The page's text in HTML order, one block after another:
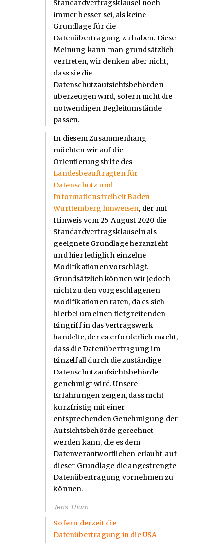
Standardvertragsklausel noch
immer besser sei, als keine
Grundlage für die
Datenübertragung zu haben. Diese
Meinung kann man grundsätzlich
vertreten, wir denken aber nicht,
dass sie die
Datenschutzaufsichtsbehörden
überzeugen wird, sofern nicht die
notwendigen Begleitumstände
passen.
In diesem Zusammenhang
möchten wir auf die
Orientierungshilfe des
Landesbeauftragten für
Datenschutz und
Informationsfreiheit Baden-
Württemberg hinweisen, der mit
Hinweis vom 25. August 2020 die
Standardvertragsklauseln als
geeignete Grundlage heranzieht
und hier lediglich einzelne
Modifikationen vorschlägt.
Grundsätzlich können wir jedoch
nicht zu den vorgeschlagenen
Modifikationen raten, da es sich
hierbei um einen tiefgreifenden
Eingriff in das Vertragswerk
handelte, der es erforderlich macht,
dass die Datenübertragung im
Einzelfall durch die zuständige
Datenschutzaufsichtsbehörde
genehmigt wird. Unsere
Erfahrungen zeigen, dass nicht
kurzfristig mit einer
entsprechenden Genehmigung der
Aufsichtsbehörde gerechnet
werden kann, die es dem
Datenverantwortlichen erlaubt, auf
dieser Grundlage die angestrengte
Datenübertragung vornehmen zu
können.
Jens Thurn
Sofern derzeit die
Datenübertragung in die USA